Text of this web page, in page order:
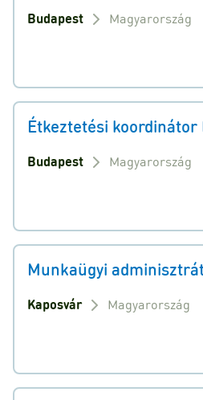
Budapest Magyarország
Étkeztetési koordinátor
Budapest Magyarország
Munkaügyi
Kaposvár Magyarország